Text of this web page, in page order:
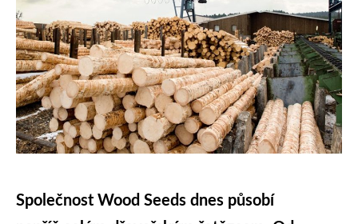
Společnost Wood Seeds dnes působí